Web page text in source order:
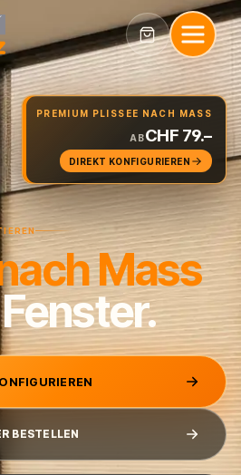
PREMIUM PLISSEE NACH MASS
ABCHF 79.–
DIREKT KONFIGURIEREN
Mass
BESTELLEN